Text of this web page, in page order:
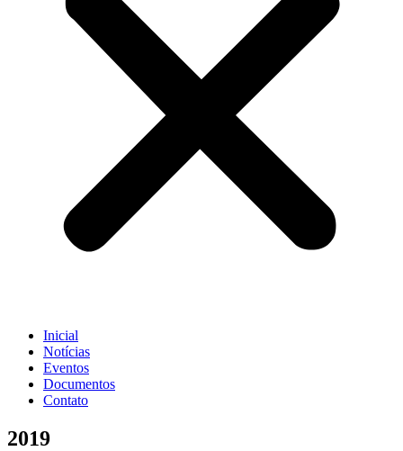
Inicial
Notícias
Eventos
Documentos
Contato
2019